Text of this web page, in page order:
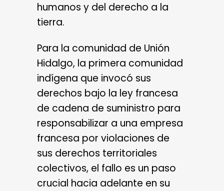
humanos y del derecho a la
tierra.
Para la comunidad de Unión
Hidalgo, la primera comunidad
indígena que invocó sus
derechos bajo la ley francesa
de cadena de suministro para
responsabilizar a una empresa
francesa por violaciones de
sus derechos territoriales
colectivos, el fallo es un paso
crucial hacia adelante en su